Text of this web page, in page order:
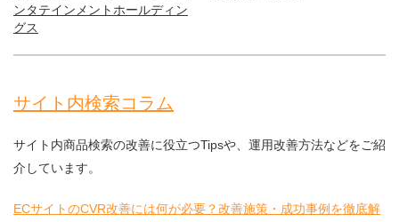
ンタテインメントホールディン
グス
サイト内検索コラム
サイト内商品検索の改善に役立つTipsや、運用改善方法などをご紹
介しています。
ECサイトのCVR改善には何が必要？改善施策・成功事例を徹底解